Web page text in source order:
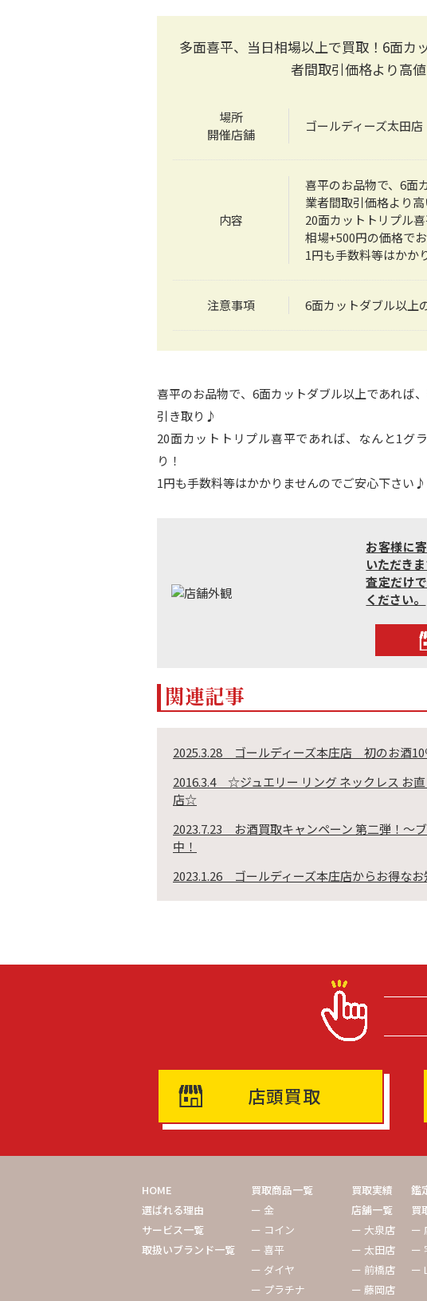
多面喜平、当日相場以上で買取！6面カ
者間取引価格より高
場所
開催店舗
ゴールディーズ太田店
内容
喜平のお品物で、6面
業者間取引価格より
20面カットトリプル
相場+500円の価格で
1円も手数料等はかか
注意事項 6面カットダブル以上
喜平のお品物で、6面カットダブル以上であれば
引き取り♪
20面カットトリプル喜平であれば、なんと1グ
り！
1円も手数料等はかかりませんのでご安心下さい♪
お客様に
いただきま
査定だけ
ください。
関連記事
2025.3.28 ゴールディーズ本庄店 初のお酒
2016.3.4 ☆ジュエリー リング ネックレス お
店☆
2023.7.23 お酒買取キャンペーン 第二弾！～
中！
2023.1.26 ゴールディーズ本庄店からお得な
店頭買取
HOME
選ばれる理由
サービス一覧
取扱いブランド一覧
買取商品一覧
ー 金
ー コイン
ー 喜平
ー ダイヤ
ー プラチナ
買取実績
店舗一覧
ー 大泉店
ー 太田店
ー 前橋店
ー 藤岡店
鑑
買
ー
ー
ー